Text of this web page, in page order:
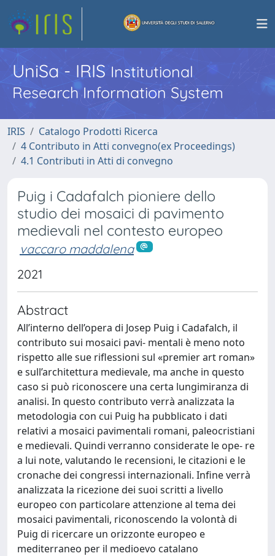
UniSa - IRISInstitutional
Research Information System
IRIS
Catalogo Prodotti Ricerca
4 Contributo in Atti convegno(ex Proceedings)
4.1 Contributi in Atti di convegno
Puig i Cadafalch pioniere dello
studio dei mosaici di pavimento
medievali nel contesto europeo
vaccaro maddalena
2021
Abstract
All’interno dell’opera di Josep Puig i Cadafalch, il
contributo sui mosaici pavi- mentali è meno noto
rispetto alle sue riflessioni sul «premier art roman»
e sull’architettura medievale, ma anche in questo
caso si può riconoscere una certa lungimiranza di
analisi. In questo contributo verrà analizzata la
metodologia con cui Puig ha pubblicato i dati
relativi a mosaici pavimentali romani, paleocristiani
e medievali. Quindi verranno considerate le ope- re
a lui note, valutando le recensioni, le citazioni e le
cronache dei congressi internazionali. Infine verrà
analizzata la ricezione dei suoi scritti a livello
europeo con particolare attenzione al tema dei
mosaici pavimentali, riconoscendo la volontà di
Puig di ricercare un orizzonte europeo e
mediterraneo per il medioevo catalano